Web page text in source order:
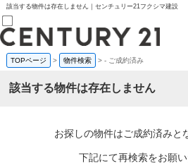
該当する物件は存在しません｜センチュリー21フクシマ建設
売買部
0120-800-844
賃貸部
会員メニュー
TOPページ > 物件検索 >- ご成約済み
該当する物件は存在しません
お探しの物件はご成約済みと
下記にて再検索をお願い